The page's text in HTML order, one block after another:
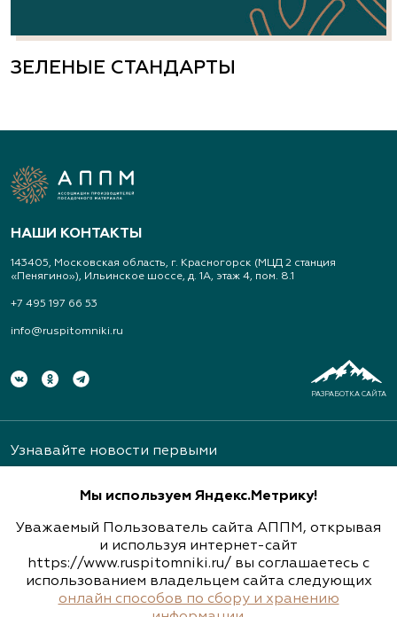
ЗЕЛЕНЫЕ СТАНДАРТЫ
НАШИ КОНТАКТЫ
143405, Московская область, г. Красногорск (МЦД 2 станция
«Пенягино»), Ильинское шоссе, д. 1А, этаж 4, пом. 8.1
+7 495 197 66 53
info@ruspitomniki.ru
РАЗРАБОТКА САЙТА
Узнавайте новости первыми
Подписаться
Мы используем Яндекс.Метрику!
Уважаемый Пользователь сайта АППМ, открывая
и используя интернет-сайт
https://www.ruspitomniki.ru/ вы соглашаетесь с
использованием владельцем сайта следующих
онлайн способов по сбору и хранению